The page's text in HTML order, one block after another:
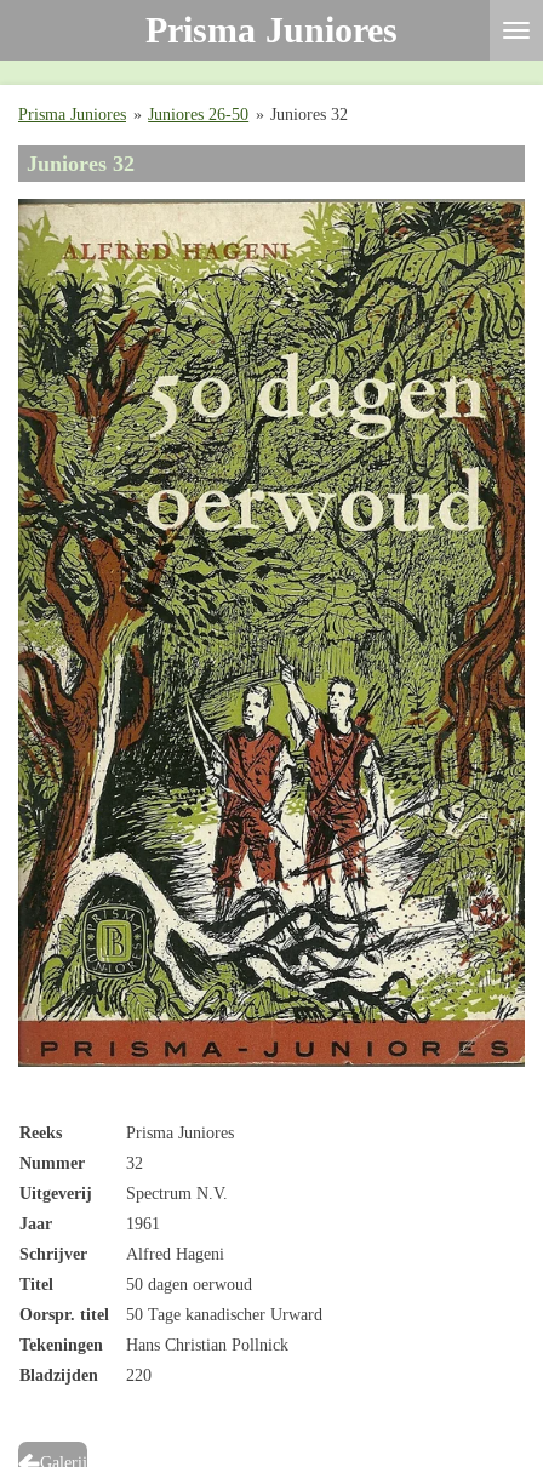
de
Prisma Juniores
Prisma Juniores » Juniores 26-50 » Juniores 32
Juniores 32
Reeks
Prisma Juniores
Nummer
32
Uitgeverij
Spectrum N.V.
Jaar
1961
Schrijver
Alfred Hageni
Titel
50 dagen oerwoud
Oorspr. titel
50 Tage kanadischer Urward
Tekeningen
Hans Christian Pollnick
Bladzijden
220
Galerij